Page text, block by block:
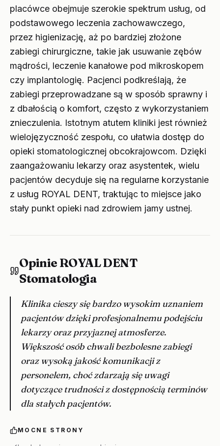
placówce obejmuje szerokie spektrum usług, od
podstawowego leczenia zachowawczego,
przez higienizację, aż po bardziej złożone
zabiegi chirurgiczne, takie jak usuwanie zębów
mądrości, leczenie kanałowe pod mikroskopem
czy implantologię. Pacjenci podkreślają, że
zabiegi przeprowadzane są w sposób sprawny i
z dbałością o komfort, często z wykorzystaniem
znieczulenia. Istotnym atutem kliniki jest również
wielojęzyczność zespołu, co ułatwia dostęp do
opieki stomatologicznej obcokrajowcom. Dzięki
zaangażowaniu lekarzy oraz asystentek, wielu
pacjentów decyduje się na regularne korzystanie
z usług ROYAL DENT, traktując to miejsce jako
stały punkt opieki nad zdrowiem jamy ustnej.
Opinie ROYAL DENT
Stomatologia
Klinika cieszy się bardzo wysokim uznaniem
pacjentów dzięki profesjonalnemu podejściu
lekarzy oraz przyjaznej atmosferze.
Większość osób chwali bezbolesne zabiegi
oraz wysoką jakość komunikacji z
personelem, choć zdarzają się uwagi
dotyczące trudności z dostępnością terminów
dla stałych pacjentów.
MOCNE STRONY